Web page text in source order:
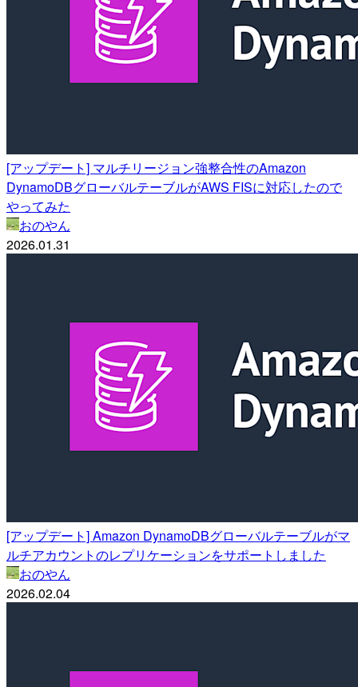
[アップデート] マルチリージョン強整合性のAmazon
DynamoDBグローバルテーブルがAWS FISに対応したので
やってみた
おのやん
2026.01.31
[アップデート] Amazon DynamoDBグローバルテーブルがマ
ルチアカウントのレプリケーションをサポートしました
おのやん
2026.02.04